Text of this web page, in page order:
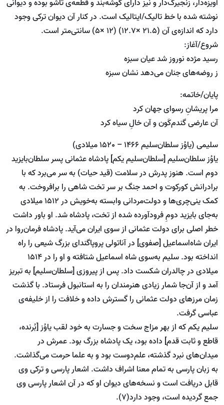
آویزه‌دار، زنجیرک‌دار و نیز دارای گوشه‌بند و قطعه‌ی تاشو بوده و دیوانی
نوشته شده با خط تالیک/ایتالیک است. در کنار آن دیوان ترکی وجود
دارد که اندازه‌ی آن (21.5 ×12.7) (12 ×5) سانتی‌متر است.
شروع/آغاز:
رسید مژده نوروز شد عیان سبزه
ز روضه‌های جنان می‌دهد نشان سبزه
پایان/خاتمه:
مرا پریشانِ رسوای جهان کرد
آن عارضی گندم‌کَون و آن خالِ سیاه کرد
سلیمی (یاوُز سلطان‌سلیم 1466 – 1520 میلادی)
یاوُز سلطان‌سلیم [سلطان‌سلیم یکم] پادشاه عثمانی پسر سلطان‌بایزید
دوم است. هنوز پدرش در سلامت (قید حیات) به سر می‌برد که با
برادرانش کورکوت و احمد جنگ بر سر تخت شاهی را برافروخت. به
کمک ینی‌چری‌ها و دولت‌مردانی وابسته به‌خویش در 1512 میلادی
به‌جای بایزید دومِ فرودآورده شده از تخت، پادشاه شد. او باور داشت
خطر اصلی برای دولت عثمانی از سوی ایران می‌آید. پادشاه فرمان‌روا در
ایران شاه‌اسماعیل [صفوی] در آناتولی پروپاگندای بزرگ شیعی را راه
انداخته بود. سلیم به‌سوی شاه اسماعیل شتافته و او را در 1514
میلادی در چالدران شکست داد. پس از پیروزی [سلطان‌سلیم] به تبریز
آمد و از آن‌جا شمار زیادی هنرمندان را به استانبول فرستاد. با گذشت
زمان مرزهای دولت عثمانی را گسترش داده و خلافت را از خلیفه‌ی
عباسی گرفت.
سلیم یکم که از بهر مزاج سخت و جسارت به خود لقب یاوُز [بُرنده،
قاطع و ثابت قدم] داده بود، یک پادشاه بزرگ بود. عمرش در
میدان‌های نبرد گذشته، علم‌دوست بود و به علما حرمت می‌گذاشت.
به زبان پارسی به تمام معنا اشراف داشت. اشعار پارسی و ترکی وی
قابل دریافت است و نسخه‌های دیوان او که در آن اشعار پارسی وی
جمع گردیده است، وجود دارد(7).